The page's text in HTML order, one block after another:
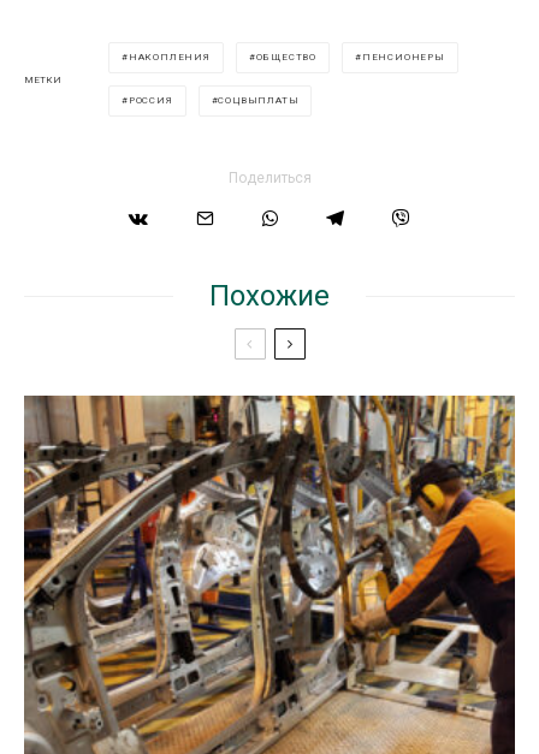
МЕТКИ
НАКОПЛЕНИЯ ОБЩЕСТВО ПЕНСИОНЕРЫ
РОССИЯ СОЦВЫПЛАТЫ
Поделиться
Похожие